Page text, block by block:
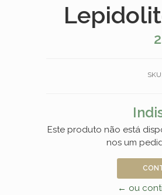
SKU:
Este produto não está
nos um
← ou